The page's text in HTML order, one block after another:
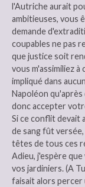
l'Autriche aurait
ambitieuses, vous
demande
coupables ne pas
que justice soit
vous m'assimiliez
impliqué dans
Napoléon
donc accepter
Si ce conflit devait
de sang fût versée,
têtes de tous ces
Adieu, j'espère
vos jardiniers. (A
faisait alors percer